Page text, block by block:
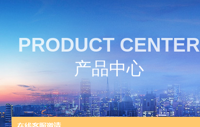
PRODUCT CENTER
产品中心